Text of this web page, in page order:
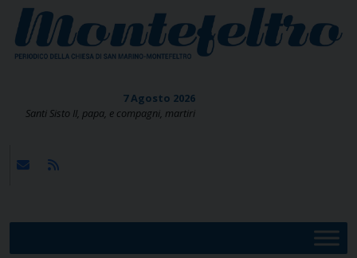
Skip
content
7 Agosto 2026
Santi Sisto II, papa, e compagni, martiri